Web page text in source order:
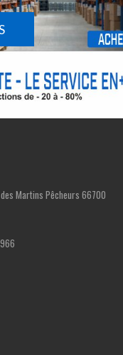
des Martins Pêcheurs 66700